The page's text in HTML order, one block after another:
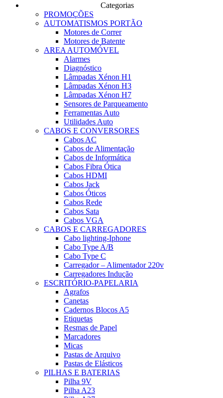
Categorias
PROMOÇÕES
AUTOMATISMOS PORTÃO
Motores de Correr
Motores de Batente
AREA AUTOMÓVEL
Alarmes
Diagnóstico
Lâmpadas Xénon H1
Lâmpadas Xénon H3
Lâmpadas Xénon H7
Sensores de Parqueamento
Ferramentas Auto
Utilidades Auto
CABOS E CONVERSORES
Cabos AC
Cabos de Alimentação
Cabos de Informática
Cabos Fibra Ótica
Cabos HDMI
Cabos Jack
Cabos Óticos
Cabos Rede
Cabos Sata
Cabos VGA
CABOS E CARREGADORES
Cabo lighting-Iphone
Cabo Type A/B
Cabo Type C
Carregador – Alimentador 220v
Carregadores Indução
ESCRITÓRIO-PAPELARIA
Agrafos
Canetas
Cadernos Blocos A5
Etiquetas
Resmas de Papel
Marcadores
Micas
Pastas de Arquivo
Pastas de Elásticos
PILHAS E BATERIAS
Pilha 9V
Pilha A23